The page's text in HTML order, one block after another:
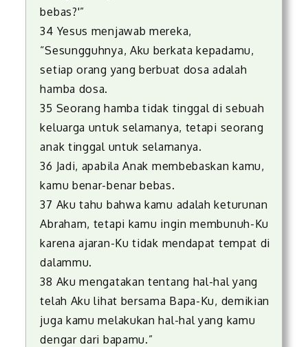
bebas?'”
34 Yesus menjawab mereka,
“Sesungguhnya, Aku berkata kepadamu,
setiap orang yang berbuat dosa adalah
hamba dosa.
35 Seorang hamba tidak tinggal di sebuah
keluarga untuk selamanya, tetapi seorang
anak tinggal untuk selamanya.
36 Jadi, apabila Anak membebaskan kamu,
kamu benar-benar bebas.
37 Aku tahu bahwa kamu adalah keturunan
Abraham, tetapi kamu ingin membunuh-Ku
karena ajaran-Ku tidak mendapat tempat di
dalammu.
38 Aku mengatakan tentang hal-hal yang
telah Aku lihat bersama Bapa-Ku, demikian
juga kamu melakukan hal-hal yang kamu
dengar dari bapamu.”